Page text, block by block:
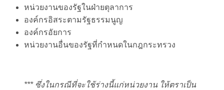
หน่วยงานของรัฐในฝ่ายตุลาการ
องค์กรอิสระตามรัฐธรรมนูญ
องค์กรอัยการ
หน่วยงานอื่นของรัฐที่กำหนดในกฎกระทรวง
*** ซึ่งในกรณีที่จะใช้ร่างนี้แก่หน่วยงาน ให้ตราเป็น